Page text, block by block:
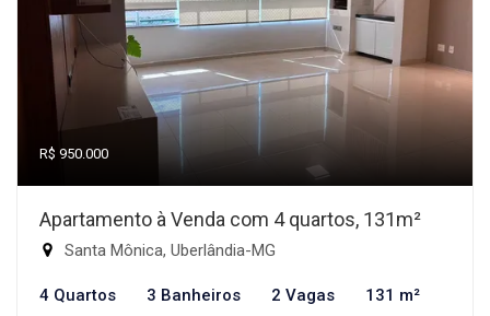
R$ 950.000
Apartamento à Venda com 4 quartos, 131m²
Santa Mônica, Uberlândia-MG
4 Quartos 3 Banheiros 2 Vagas 131 m²